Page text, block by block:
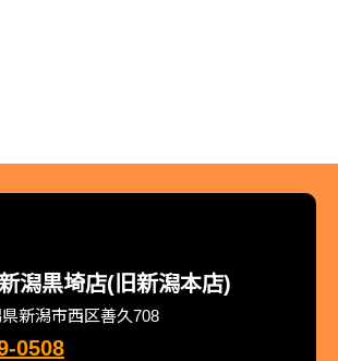
潟黒埼店(旧新潟本店)
新潟市西区善久708
0508